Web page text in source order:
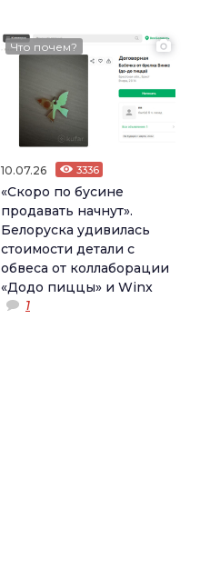
Что почем?
10.07.26 3336
«Скоро по бусине
продавать начнут».
Белоруска удивилась
стоимости детали с
обвеса от коллаборации
«Додо пиццы» и Winx
1